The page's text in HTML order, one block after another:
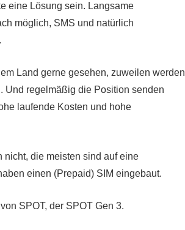
eine Lösung sein. Langsame
möglich, SMS und natürlich
Land gerne gesehen, zuweilen werden
Und regelmäßig die Position senden
laufende Kosten und hohe
nicht, die meisten sind auf eine
einen (Prepaid) SIM eingebaut.
SPOT, der SPOT Gen 3.